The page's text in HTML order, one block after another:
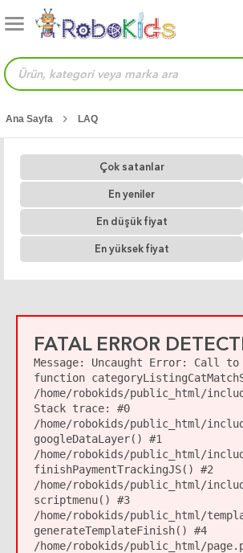
Ana Sayfa LAQ
Çok satanlar
En yeniler
En düşük fiyat
En yüksek fiyat
FATAL ERROR
Message:
Uncaught Error: Call to
function
/home/robokids/public_html/
Stack trace: #0
/home/robokids/public_html/
googleDataLayer() #1
/home/robokids/public_html/
finishPaymentTrackingJS() #2
/home/robokids/public_html/
scriptmenu() #3
/home/robokids/public_html/
generateTemplateFinish() #4
/home/robokids/public_html/